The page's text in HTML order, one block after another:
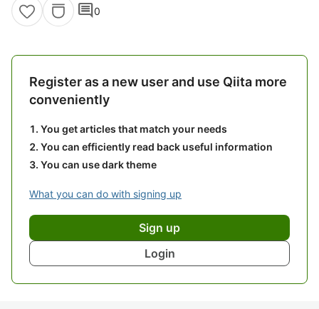
comment0
Register as a new user and use Qiita more
conveniently
You get articles that match your needs
You can efficiently read back useful information
You can use dark theme
What you can do with signing up
Sign up
Login